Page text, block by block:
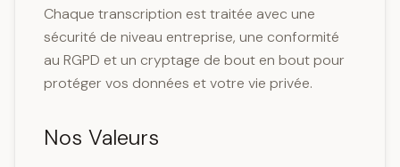
Chaque transcription est traitée avec une
sécurité de niveau entreprise, une conformité
au RGPD et un cryptage de bout en bout pour
protéger vos données et votre vie privée.
Nos Valeurs